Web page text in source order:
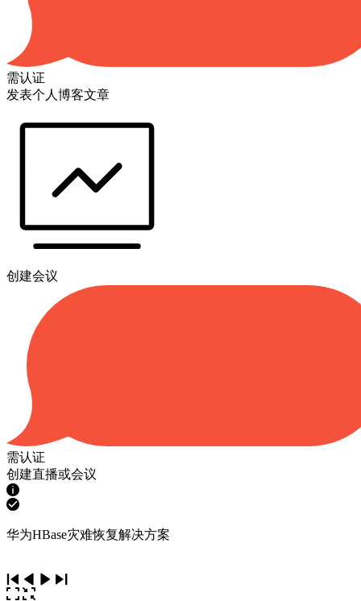
需认证
发表个人博客文章
创建会议
需认证
创建直播或会议
华为HBase灾难恢复解决方案